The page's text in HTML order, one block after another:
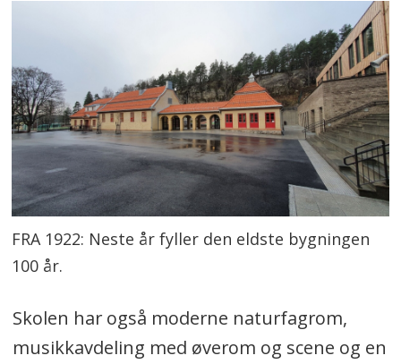
FRA 1922: Neste år fyller den eldste bygningen
100 år.
Skolen har også moderne naturfagrom,
musikkavdeling med øverom og scene og en